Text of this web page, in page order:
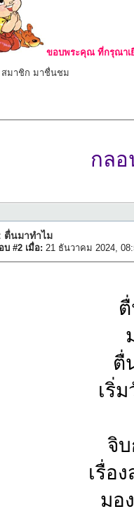
ขอบพระคุณ ที่กรุณาเ
มาชิก มาชื่นชม
กลอ
ตื่นมาทำไม
บ #2 เมื่อ: 21 ธันวาคม 2024,
ตื่
เริ่
จิ
เรื่อ
มอ